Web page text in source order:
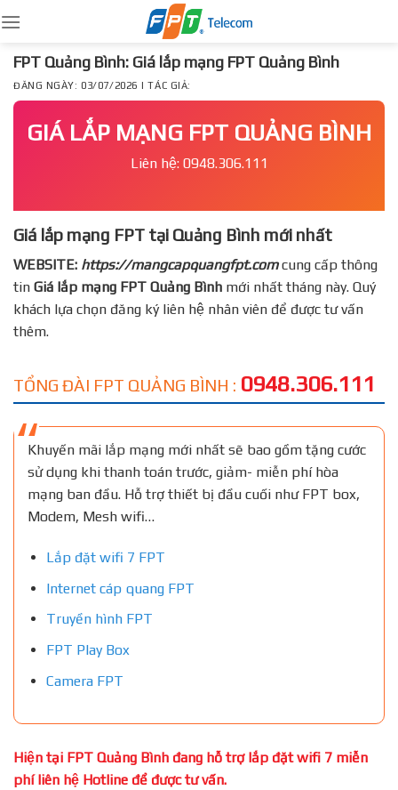
to
content
FPT Quảng Bình: Giá lắp mạng FPT Quảng Bình
ĐĂNG NGÀY: 03/07/2026 | TÁC GIẢ:
GIÁ LẮP MẠNG FPT QUẢNG BÌNH
Liên hệ: 0948.306.111
Giá lắp mạng FPT tại Quảng Bình mới nhất
WEBSITE: https://mangcapquangfpt.comcung cấp thông
tin Giá lắp mạng FPT Quảng Bình mới nhất tháng này. Quý
khách lựa chọn đăng ký liên hệ nhân viên để được tư vấn
thêm.
TỔNG ĐÀI FPT QUẢNG BÌNH : 0948.306.111
Khuyến mãi lắp mạng mới nhất sẽ bao gồm tặng cước
sử dụng khi thanh toán trước, giảm- miễn phí hòa
mạng ban đầu. Hỗ trợ thiết bị đầu cuối như FPT box,
Modem, Mesh wifi…
Lắp đặt wifi 7 FPT
Internet cáp quang FPT
Truyền hình FPT
FPT Play Box
Camera FPT
Hiện tại FPT Quảng Bình đang hỗ trợ lắp đặt wifi 7 miễn
phí liên hệ Hotline để được tư vấn.